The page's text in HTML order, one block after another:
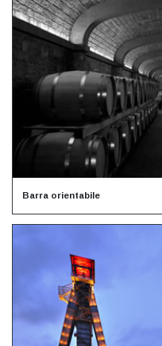
Barra orientabile